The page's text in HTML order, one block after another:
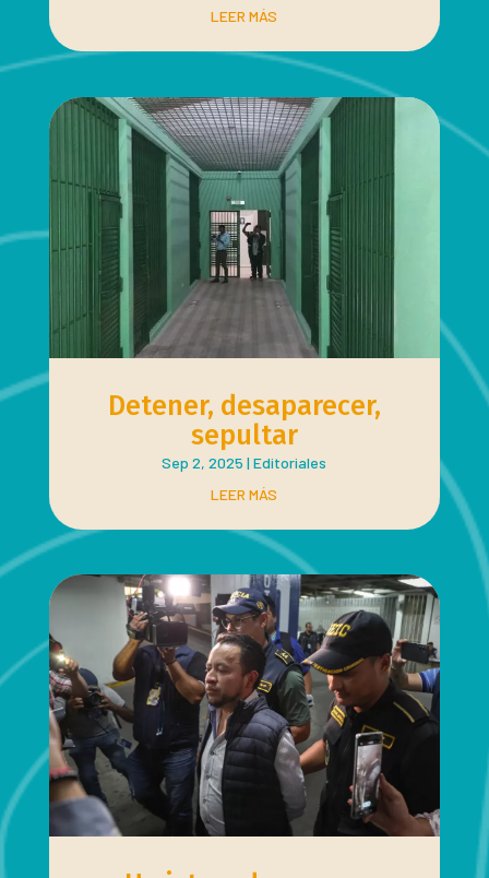
LEER MÁS
Detener, desaparecer,
sepultar
Sep 2, 2025 |Editoriales
LEER MÁS